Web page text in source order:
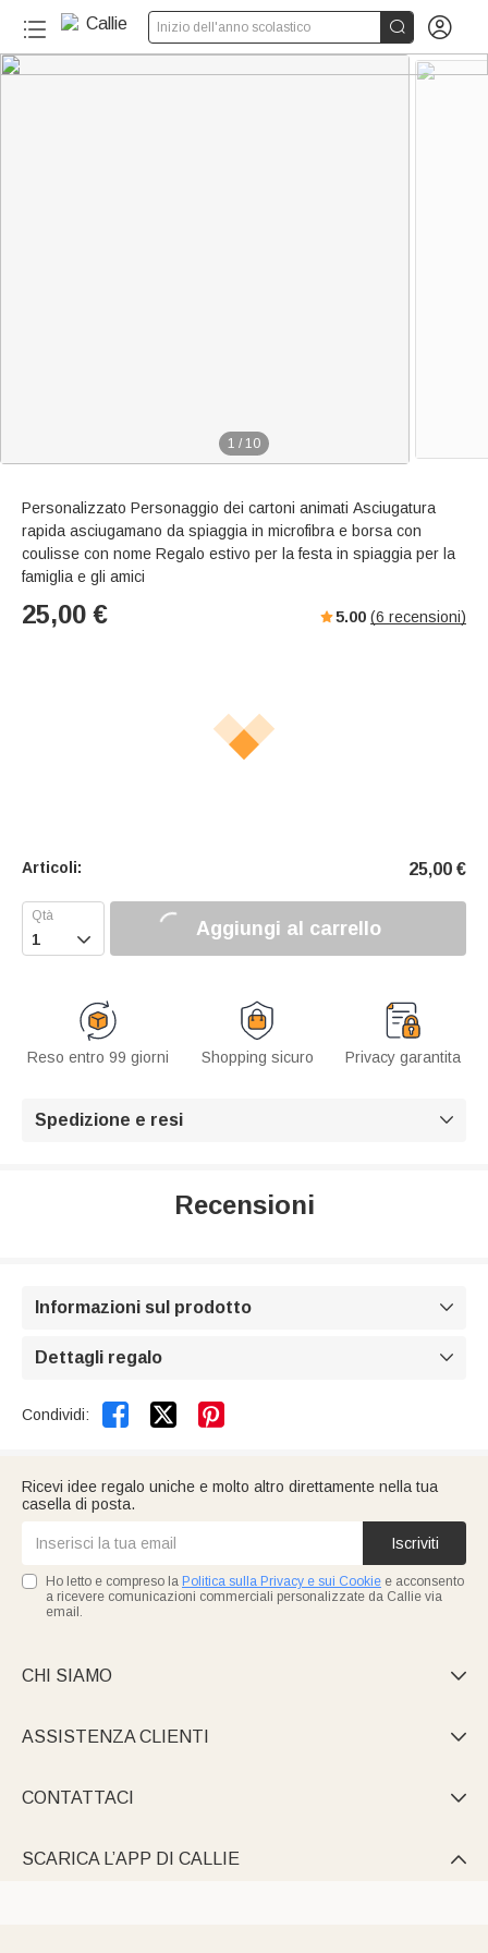
Inizio dell'anno scolastico  
1 / 10
Personalizzato Personaggio dei cartoni animati Asciugatura
rapida asciugamano da spiaggia in microfibra e borsa con
coulisse con nome Regalo estivo per la festa in spiaggia per la
famiglia e gli amici
25,00 € 5.00 (6 recensioni)
Articoli: 25,00 €
 Aggiungi al carrello
Reso entro 99 giorni Shopping sicuro Privacy garantita
Spedizione e resi 
Recensioni
Informazioni sul prodotto 
Dettagli regalo 
Condividi:  
Ricevi idee regalo uniche e molto altro direttamente nella tua
casella di posta.
Iscriviti
Ho letto e compreso la Politica sulla Privacy e sui Cookie e acconsento
a ricevere comunicazioni commerciali personalizzate da Callie via
email.
CHI SIAMO 
ASSISTENZA CLIENTI 
CONTATTACI 
SCARICA L’APP DI CALLIE 